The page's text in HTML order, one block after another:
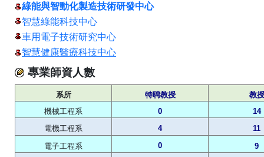
綠能與智動化製造技術研發中心
智慧綠能科技中心
車用電子技術研究中心
智慧健康醫療科技中心
專業師資人數
系所 特聘教授
教授
機械工程系
0
14
電機工程系
4
11
電子工程系
0
9